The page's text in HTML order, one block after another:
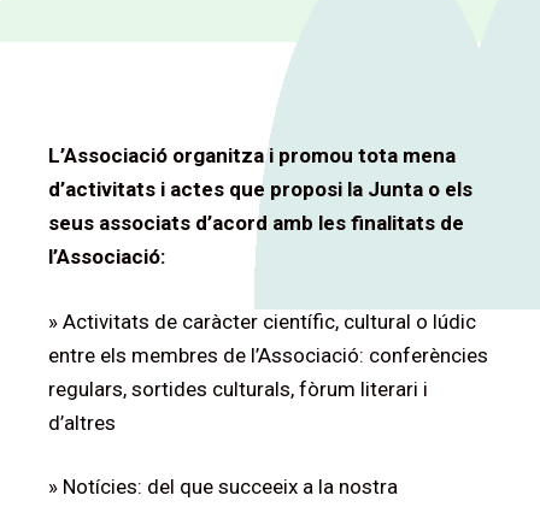
L’Associació organitza i promou tota mena
d’activitats i actes que proposi la Junta o els
seus associats d’acord amb les finalitats de
l’Associació:
» Activitats de caràcter científic, cultural o lúdic
entre els membres de l’Associació: conferències
regulars, sortides culturals, fòrum literari i
d’altres
» Notícies: del que succeeix a la nostra